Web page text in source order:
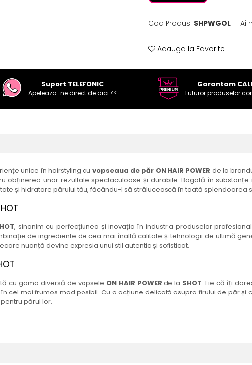
Cod Produs: SHPWGOL Ai
Adauga la Favorite
Suport TELEFONIC
Apeleaza-ne direct de aici <<
Garantam
Tuturor produselor
unice în hairstyling cu vopseaua de păr ON HAIR POWER de la
obținerea unor rezultate spectaculoase și durabile. Bogată în
și hidratare părului tău, făcându-l să strălucească în toată splendoarea
, sinonim cu perfecțiunea și inovația în industria produselor
de ingrediente de cea mai înaltă calitate și tehnologii de ultimă
nuanță devine expresia unui stil autentic și sofisticat.
cu gama diversă de vopsele ON HAIR POWER de la SHOT. Fie că îți
cel mai frumos mod posibil. Cu o acțiune delicată asupra firului de păr
părul lor.